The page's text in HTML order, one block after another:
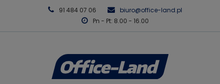
91 484 07 06
biuro@office-land.pl
Pn - Pt: 8.00 - 16.00